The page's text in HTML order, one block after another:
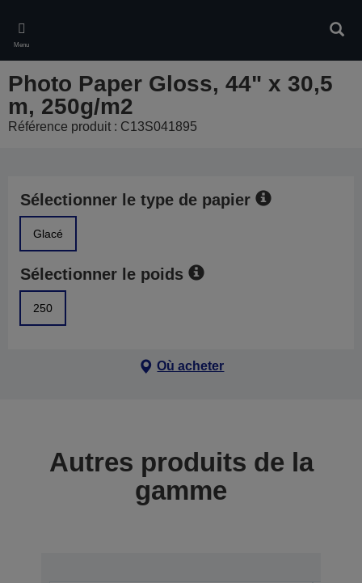
main
content
Menu
Photo Paper Gloss, 44" x 30,5
m, 250g/m2
Référence produit : C13S041895
Sélectionner le type de papier
Glacé
Sélectionner le poids
250
Où acheter
Autres produits de la
gamme